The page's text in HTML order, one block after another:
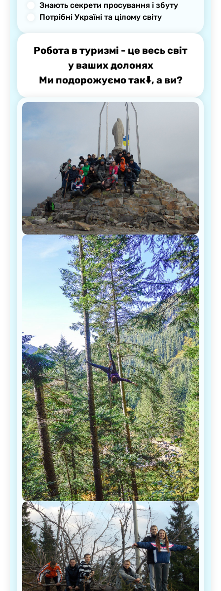
Знають секрети просування і збуту
Потрібні Україні та цілому світу
Робота в туризмі - це весь світ
у ваших долонях
Ми подорожуємо так⬇️, а ви?